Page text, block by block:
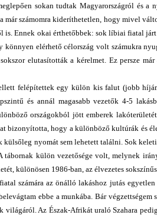
sokan tudtak Magyarországról és a
már számomra kideríthetetlen, hogy mivel
is. Ennek okai érthetőbbek: sok líbiai fiatal
elérhető célország volt számukra
elutasították a kérelmet. Ez persze
felépítettek egy külön kis falut (jobb
és annál magasabb vezetők 4-5
országokból jött emberek
bizonyította, hogy a különböző kultúrák és
nyomát sem lehetett találni. Sok
tábornak külön vezetősége volt, melynek
különösen 1986-ban, az élvezetes
számára az önálló lakáshoz jutás
ebbe a munkába. Bár végzettségem
világáról. Az Észak-Afrikát uraló Szahara